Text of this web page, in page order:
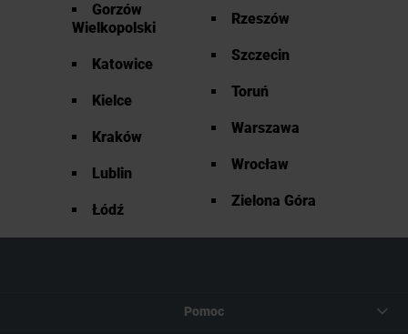
Gorzów
Wielkopolski
Katowice
Kielce
Kraków
Lublin
Łódź
Rzeszów
Szczecin
Toruń
Warszawa
Wrocław
Zielona Góra
Pomoc